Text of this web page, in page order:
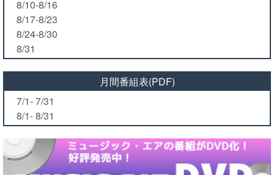
8/10-8/16
8/17-8/23
8/24-8/30
8/31
月間番組表(PDF)
7/1- 7/31
8/1- 8/31